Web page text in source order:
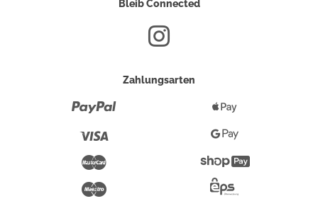
Bleib Connected
Zahlungsarten
Maestro
Pay
Google
Pay